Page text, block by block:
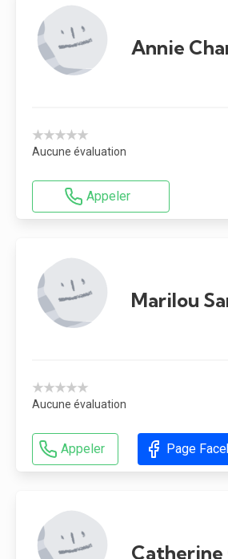
Annie
★★★★★
Aucune évaluation
Appeler
Marilou
★★★★★
Aucune évaluation
Appeler Page
Catherine